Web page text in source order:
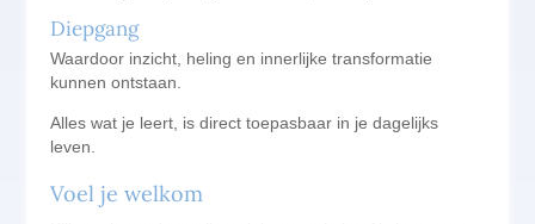
Diepgang
Waardoor inzicht, heling en innerlijke transformatie
kunnen ontstaan.
Alles wat je leert, is direct toepasbaar in je dagelijks
leven.
Voel je welkom